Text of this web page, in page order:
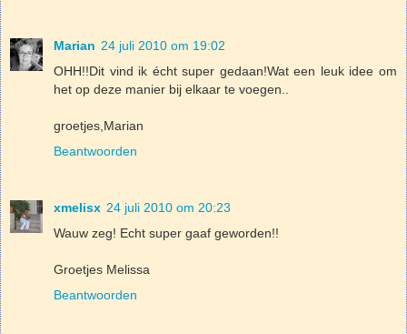
Marian 24 juli 2010 om 19:02
OHH!!Dit vind ik écht super gedaan!Wat een leuk idee om
het op deze manier bij elkaar te voegen..
groetjes,Marian
Beantwoorden
xmelisx 24 juli 2010 om 20:23
Wauw zeg! Echt super gaaf geworden!!
Groetjes Melissa
Beantwoorden